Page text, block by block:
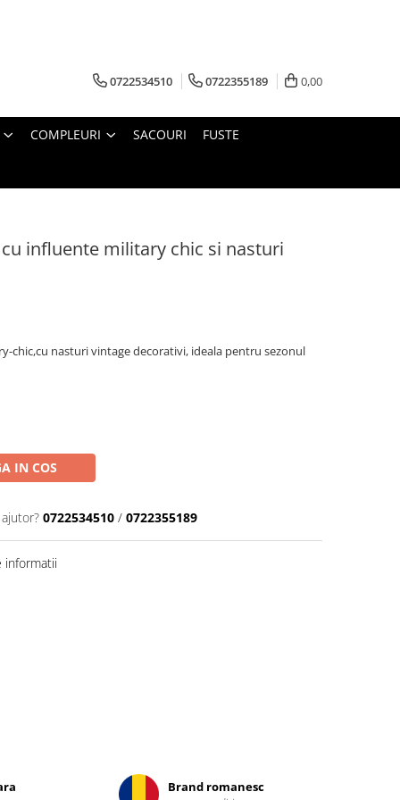
0722534510 0722355189 0,00
COMPLEURI SACOURI FUSTE
influente military chic si nasturi
chic,cu nasturi vintage decorativi, ideala pentru sezonul
IN COS
0722534510 / 0722355189
informatii
Brand romanesc